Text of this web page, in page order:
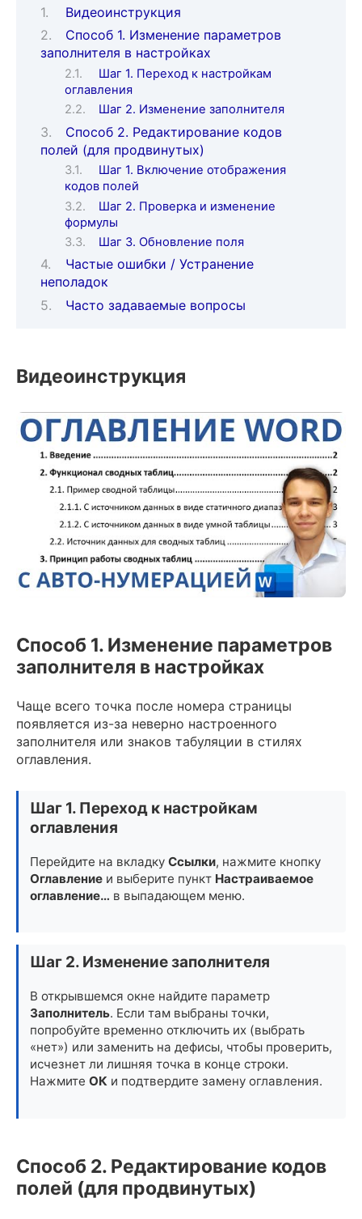
Видеоинструкция
Способ 1. Изменение параметров
заполнителя в настройках
Шаг 1. Переход к настройкам
оглавления
Шаг 2. Изменение заполнителя
Способ 2. Редактирование кодов
полей (для продвинутых)
Шаг 1. Включение отображения
кодов полей
Шаг 2. Проверка и изменение
формулы
Шаг 3. Обновление поля
Частые ошибки / Устранение
неполадок
Часто задаваемые вопросы
Видеоинструкция
Способ 1. Изменение параметров
заполнителя в настройках
Чаще всего точка после номера страницы
появляется из-за неверно настроенного
заполнителя или знаков табуляции в стилях
оглавления.
Шаг 1. Переход к настройкам
оглавления
Перейдите на вкладку Ссылки, нажмите кнопку
Оглавление и выберите пункт Настраиваемое
оглавление… в выпадающем меню.
Шаг 2. Изменение заполнителя
В открывшемся окне найдите параметр
Заполнитель. Если там выбраны точки,
попробуйте временно отключить их (выбрать
«нет») или заменить на дефисы, чтобы проверить,
исчезнет ли лишняя точка в конце строки.
Нажмите ОК и подтвердите замену оглавления.
Способ 2. Редактирование кодов
полей (для продвинутых)